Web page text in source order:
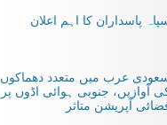
پاسداران کا اہم اعلان
عرب میں متعدد دھماکوں
آوازیں، جنوبی ہوائی اڈوں پر
آپریشن متاثر